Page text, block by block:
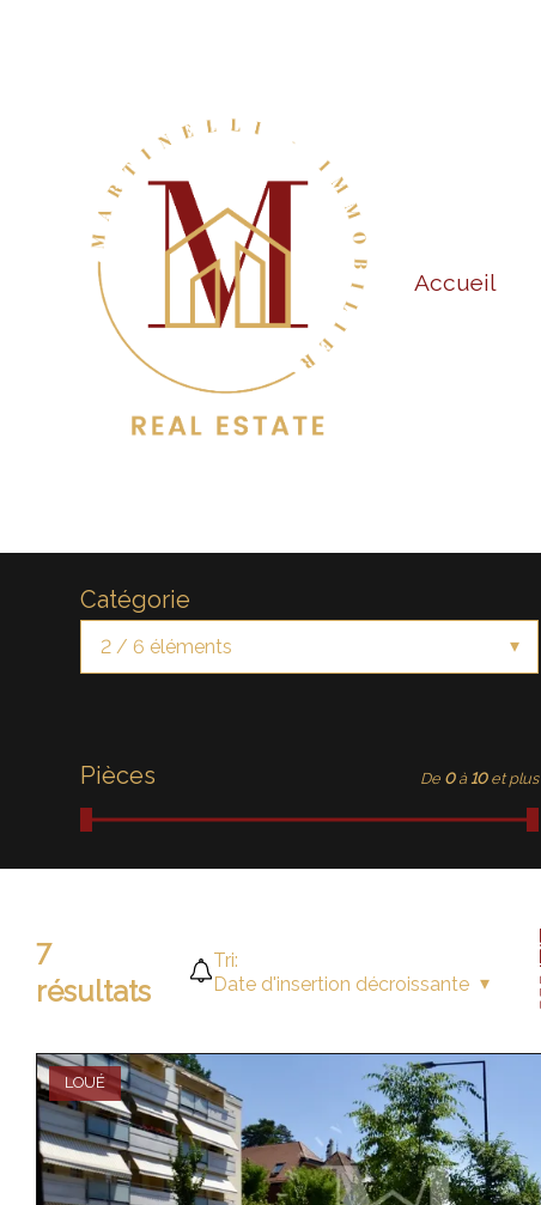
Accueil
Catégorie
2 / 6 éléments
Pièces De 0 à 10 et plus
7
résultats
Tri:
Date d'insertion décroissante
LOUÉ